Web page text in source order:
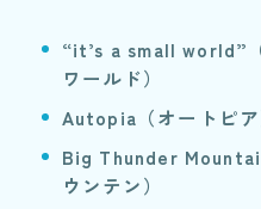
“it’s a small world”
ワールド）
Autopia（オートピア
Big Thunder
ウンテン）